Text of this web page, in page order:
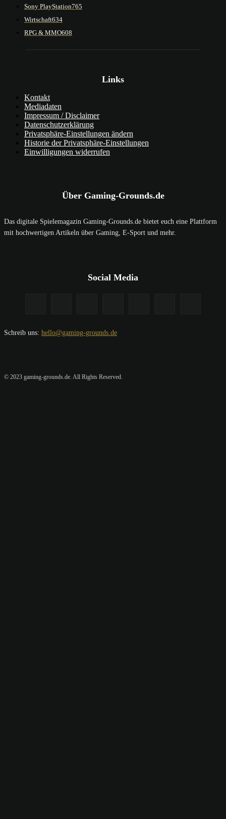
Sony PlayStation765
Wirtschaft634
RPG & MMO608
Links
Kontakt
Mediadaten
Impressum / Disclaimer
Datenschutzerklärung
Privatsphäre-Einstellungen ändern
Historie der Privatsphäre-Einstellungen
Einwilligungen widerrufen
Über Gaming-Grounds.de
Das digitale Spielemagazin Gaming-Grounds.de bietet euch eine Plattform
mit hochwertigen Artikeln über Gaming, E-Sport und mehr.
Social Media
Schreib uns: hello@gaming-grounds.de
© 2023 gaming-grounds.de. All Rights Reserved.